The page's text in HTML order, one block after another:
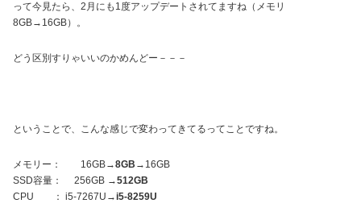
って今見たら、2月にも1度アップデートされてますね（メモリ
8GB→16GB）。
どう区別すりゃいいのかめんどー－－－
ということで、こんな感じで変わってきてるってことですね。
メモリー： 16GB→8GB →16GB
SSD容量： 256GB →512GB
CPU ： i5-7267U→i5-8259U